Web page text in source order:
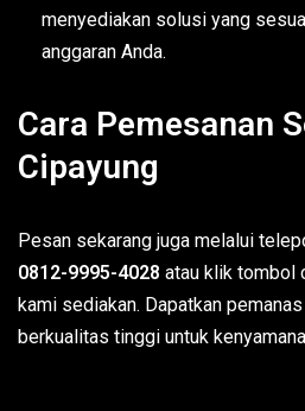
menyediakan solusi yang
anggaran Anda.
Cara Pemesanan
Cipayung
Pesan sekarang juga melalui
0812-9995-4028 atau klik tombol
kami sediakan. Dapatkan
berkualitas tinggi untuk